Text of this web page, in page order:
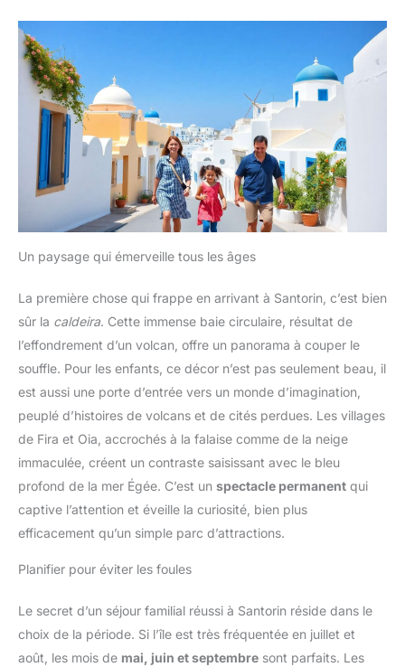
Un paysage qui émerveille tous les âges
La première chose qui frappe en arrivant à Santorin, c’est bien
sûr la caldeira. Cette immense baie circulaire, résultat de
l’effondrement d’un volcan, offre un panorama à couper le
souffle. Pour les enfants, ce décor n’est pas seulement beau, il
est aussi une porte d’entrée vers un monde d’imagination,
peuplé d’histoires de volcans et de cités perdues. Les villages
de Fira et Oia, accrochés à la falaise comme de la neige
immaculée, créent un contraste saisissant avec le bleu
profond de la mer Égée. C’est un spectacle permanent qui
captive l’attention et éveille la curiosité, bien plus
efficacement qu’un simple parc d’attractions.
Planifier pour éviter les foules
Le secret d’un séjour familial réussi à Santorin réside dans le
choix de la période. Si l’île est très fréquentée en juillet et
août, les mois de mai, juin et septembre sont parfaits. Les